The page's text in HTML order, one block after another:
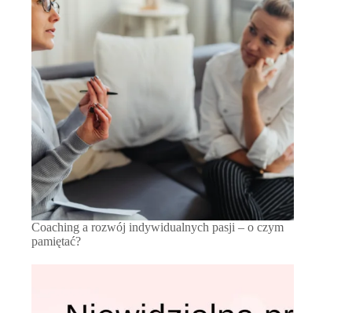
Coaching a rozwój indywidualnych pasji – o czym
pamiętać?